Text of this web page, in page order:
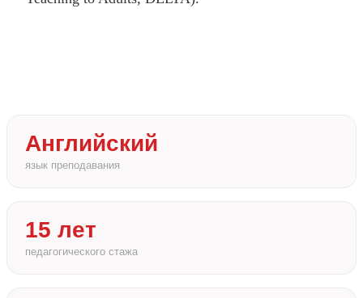
Английский
язык преподавания
15 лет
педагогического стажа